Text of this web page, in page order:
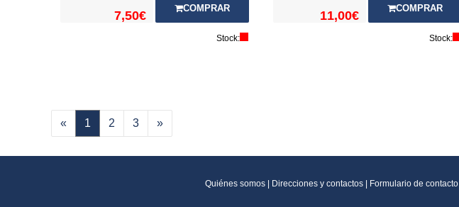
7,50€
COMPRAR
Stock:
11,00€
COMPRAR
Stock:
« 1 2 3 »
Quiénes somos Direcciones y contactos Formulario de contacto